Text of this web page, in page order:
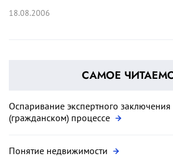
18.08.2006
САМОЕ
Оспаривание экспертного
(гражданском) процессе
Понятие недвижимости